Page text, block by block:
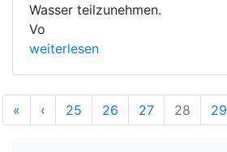
Wasser teilzunehmen.
Vo
weiterlesen
« Anfang
‹ Vorherige
25 26 27 28 29